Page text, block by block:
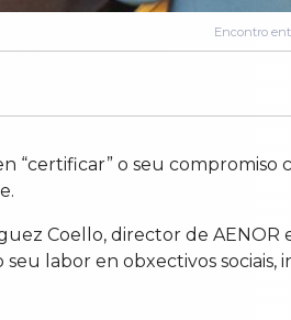
Encontro
o seu compromiso
Coello, director de AENOR
labor en obxectivos